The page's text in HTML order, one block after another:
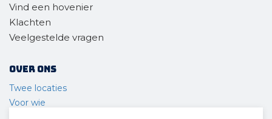
Vind een hovenier
Klachten
Veelgestelde vragen
Over ons
Twee locaties
Voor wie